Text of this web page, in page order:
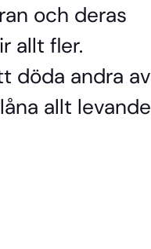
och deras
allt fler.
döda andra av
allt levande